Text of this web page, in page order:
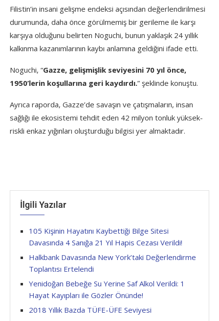
Filistin’in insani gelişme endeksi açısından değerlendirilmesi
durumunda, daha önce görülmemiş bir gerileme ile karşı
karşıya olduğunu belirten Noguchi, bunun yaklaşık 24 yıllık
kalkınma kazanımlarının kaybı anlamına geldiğini ifade etti.
Noguchi, “Gazze, gelişmişlik seviyesini 70 yıl önce,
1950’lerin koşullarına geri kaydırdı.” şeklinde konuştu.
Ayrıca raporda, Gazze’de savaşın ve çatışmaların, insan
sağlığı ile ekosistemi tehdit eden 42 milyon tonluk yüksek-
riskli enkaz yığınları oluşturduğu bilgisi yer almaktadır.
İlgili Yazılar
105 Kişinin Hayatını Kaybettiği Bilge Sitesi
Davasında 4 Sanığa 21 Yıl Hapis Cezası Verildi!
Halkbank Davasında New York’taki Değerlendirme
Toplantısı Ertelendi
Yenidoğan Bebeğe Su Yerine Saf Alkol Verildi: 1
Hayat Kayıpları ile Gözler Önünde!
2018 Yıllık Bazda TÜFE-ÜFE Seviyesi